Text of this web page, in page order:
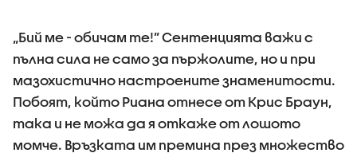
„Бий ме - обичам те!” Сентенцията важи с
пълна сила не само за пържолите, но и при
мазохистично настроените знаменитости.
Побоят, който Риана отнесе от Крис Браун,
така и не можа да я откаже от лошото
момче. Връзката им премина през множество